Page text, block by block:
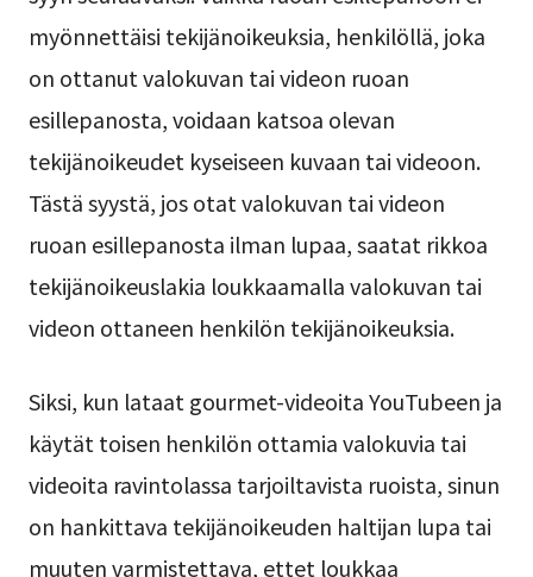
myönnettäisi tekijänoikeuksia, henkilöllä, joka
on ottanut valokuvan tai videon ruoan
esillepanosta, voidaan katsoa olevan
tekijänoikeudet kyseiseen kuvaan tai videoon.
Tästä syystä, jos otat valokuvan tai videon
ruoan esillepanosta ilman lupaa, saatat rikkoa
tekijänoikeuslakia loukkaamalla valokuvan tai
videon ottaneen henkilön tekijänoikeuksia.
Siksi, kun lataat gourmet-videoita YouTubeen ja
käytät toisen henkilön ottamia valokuvia tai
videoita ravintolassa tarjoiltavista ruoista, sinun
on hankittava tekijänoikeuden haltijan lupa tai
muuten varmistettava, ettet loukkaa